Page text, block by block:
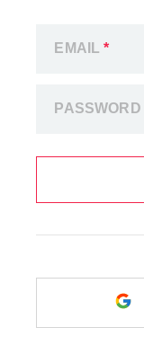
EMAIL*
PASSWORD